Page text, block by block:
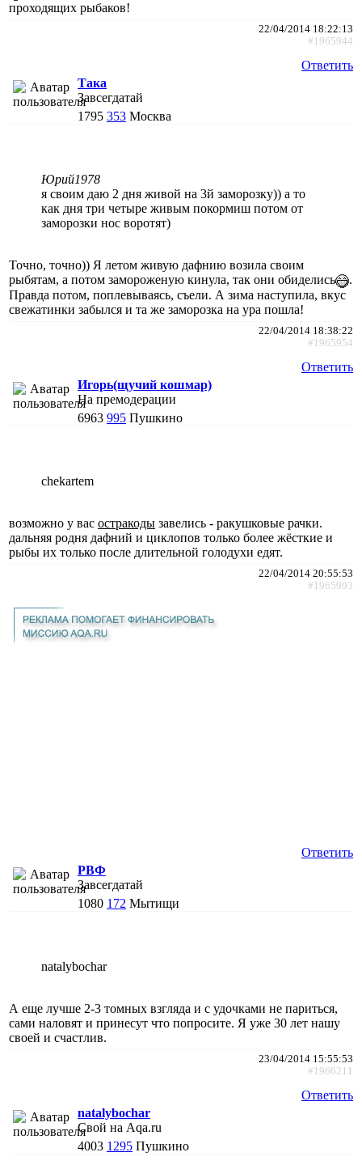
проходящих рыбаков!
22/04/2014 18:22:13
#1965944
Ответить
Така
Завсегдатай
1795 353 Москва
Юрий1978
я своим даю 2 дня живой на 3й заморозку)) а то
как дня три четыре живым покормиш потом от
заморозки нос воротят)
Точно, точно)) Я летом живую дафнию возила своим
рыбятам, а потом замороженую кинула, так они обиделись
.
Правда потом, поплевываясь, съели. А зима наступила, вкус
свежатинки забылся и та же заморозка на ура пошла!
22/04/2014 18:38:22
#1965954
Ответить
Игорь(щучий кошмар)
На премодерации
6963 995 Пушкино
chekartem
возможно у вас остракоды завелись - ракушковые рачки.
дальняя родня дафний и циклопов только более жёсткие и
рыбы их только после длительной голодухи едят.
22/04/2014 20:55:53
#1965993
Ответить
РВФ
Завсегдатай
1080 172 Мытищи
natalybochar
А еще лучше 2-3 томных взгляда и с удочками не париться,
сами наловят и принесут что попросите. Я уже 30 лет нашу
своей и счастлив.
23/04/2014 15:55:53
#1966211
Ответить
natalybochar
Свой на Aqa.ru
4003 1295 Пушкино